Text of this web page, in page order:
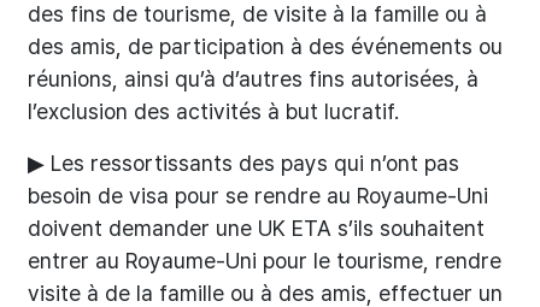
des fins de tourisme, de visite à la famille ou à
des amis, de participation à des événements ou
réunions, ainsi qu’à d’autres fins autorisées, à
l’exclusion des activités à but lucratif.
▶ Les ressortissants des pays qui n’ont pas
besoin de visa pour se rendre au Royaume-Uni
doivent demander une UK ETA s’ils souhaitent
entrer au Royaume-Uni pour le tourisme, rendre
visite à de la famille ou à des amis, effectuer un